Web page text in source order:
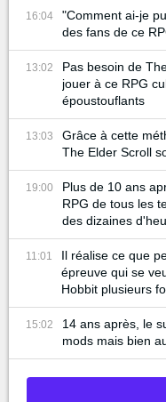
16:04
"Comment ai-je
des fans de ce
13:02
Pas besoin de
jouer à ce RPG
époustouflants
13:03
Grâce à cette
The Elder Scroll
19:00
Plus de 10 ans
RPG de tous les
des dizaines
11:01
Il réalise ce que
épreuve qui se
Hobbit plusieurs
15:02
14 ans après, le
mods mais bien